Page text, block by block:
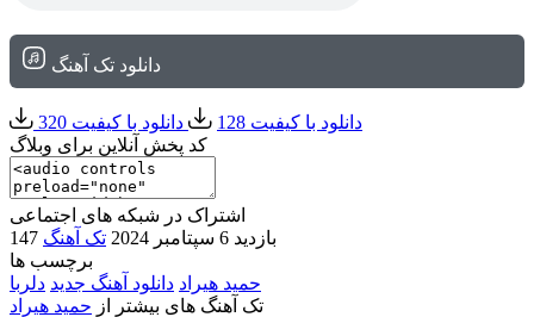
دانلود تک آهنگ
دانلود با کیفیت 128
دانلود با کیفیت 320
کد پخش آنلاین برای وبلاگ
اشتراک در شبکه های اجتماعی
147 بازدید 6 سپتامبر 2024
تک آهنگ
برچسب ها
حمید هیراد دانلود آهنگ جدید دلربا
تک آهنگ های بیشتر از حمید هیراد